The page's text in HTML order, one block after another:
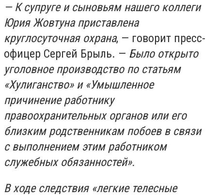
— К супруге и сыновьям нашего коллеги
Юрия Жовтуна приставлена
круглосуточная охрана, — говорит пресс-
офицер Сергей Брыль. — Было открыто
уголовное производство по статьям
«Хулиганство» и «Умышленное
причинение работнику
правоохранительных органов или его
близким родственникам побоев в связи
с выполнением этим работником
служебных обязанностей».
В ходе следствия «легкие телесные